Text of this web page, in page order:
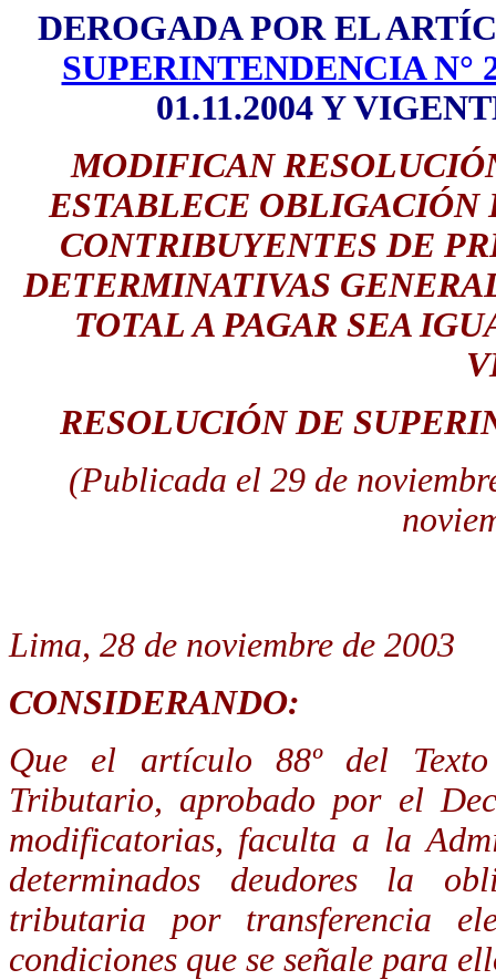
DEROGADA POR EL
SUPERINTENDENCIA N°
01.11.2004 Y
MODIFICAN
ESTABLECE OBLIGACIÓN
CONTRIBUYENTES DE
DETERMINATIVAS
TOTAL A PAGAR SEA
RESOLUCIÓN DE
(Publicada el 29 de
Lima, 28 de noviembre de 2003
CONSIDERANDO:
Que el artículo 88º del
Tributario, aprobado por el
modificatorias, faculta a la
determinados deudores la
tributaria por transferencia
condiciones que se señale para